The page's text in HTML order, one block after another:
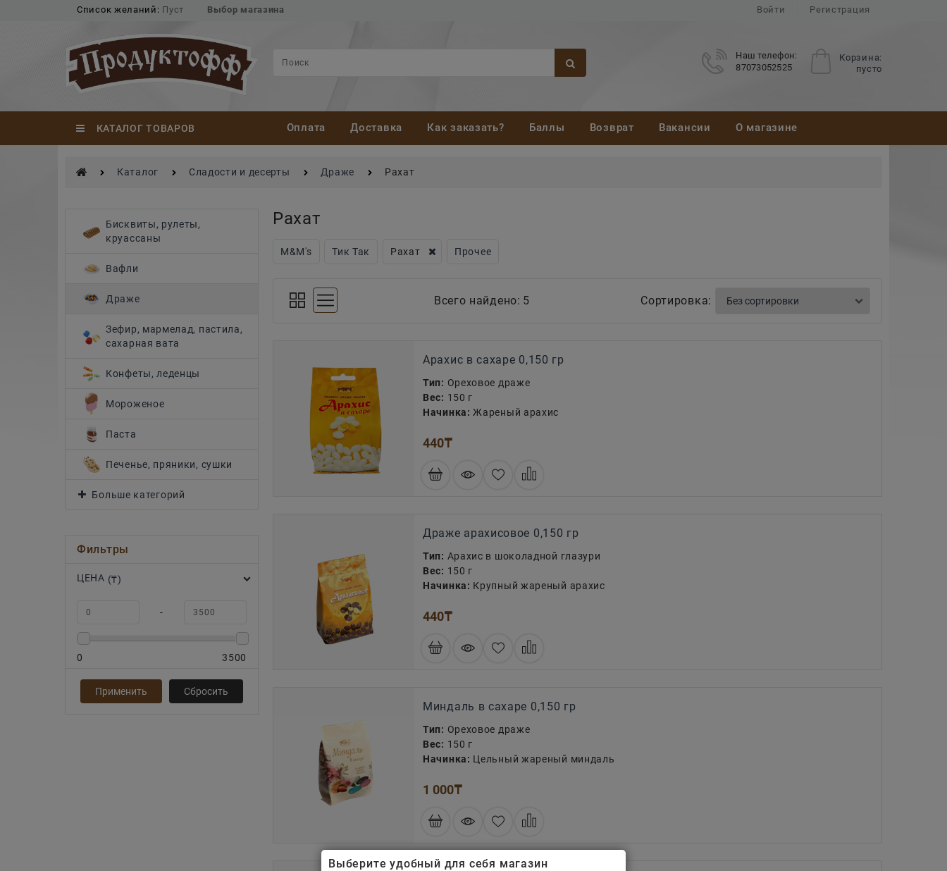
Список желаний: Пуст Выбор магазина Войти Регистрация
Корзина:
пусто
Наш телефон:
87073052525
КАТАЛОГ ТОВАРОВ Оплата Доставка Как заказать? Баллы Возврат Вакансии О магазине
Каталог Сладости и десерты Драже Рахат
Бисквиты, рулеты,
круассаны
Вафли
Драже
Зефир, мармелад, пастила,
сахарная вата
Конфеты, леденцы
Мороженое
Паста
Печенье, пряники, сушки
Больше категорий
Фильтры
ЦЕНА (₸)
-
0 3500
Найдено товаров: Рахат
M&M's Тик Так Рахат Прочее
Сортировка:
Всего найдено: 5
Арахис в сахаре 0,150 гр
Тип: Ореховое драже
Вес: 150 г
Начинка: Жареный арахис
440₸
Драже арахисовое 0,150 гр
Тип: Арахис в шоколадной глазури
Вес: 150 г
Начинка: Крупный жареный арахис
440₸
Миндаль в сахаре 0,150 гр
Тип: Ореховое драже
Вес: 150 г
Начинка: Цельный жареный миндаль
1 000₸
Выберите удобный для себя магазин